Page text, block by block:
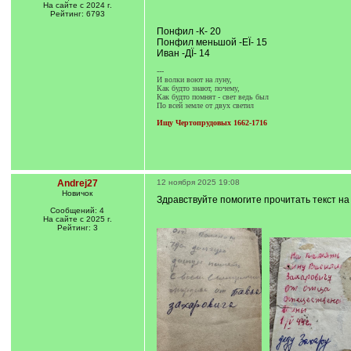
На сайте с 2024 г.
Рейтинг: 6793
Понфил -К- 20
Понфил меньшой -ЕЇ- 15
Иван -ДЇ- 14
---
И волки воют на луну,
Как будто знают, почему,
Как будто помнят - свет ведь был
По всей земле от двух светил
Ищу Чертопрудовых 1662-1716
Andrej27
Новичок
Сообщений: 4
На сайте с 2025 г.
Рейтинг: 3
12 ноября 2025 19:08
Здравствуйте помогите прочитать текст